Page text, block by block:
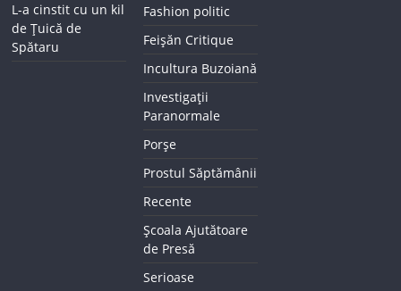
L-a cinstit cu un kil
de Țuică de
Spătaru
Fashion politic
Feișăn Critique
Incultura Buzoiană
Investigații
Paranormale
Porșe
Prostul Săptămânii
Recente
Școala Ajutătoare
de Presă
Serioase